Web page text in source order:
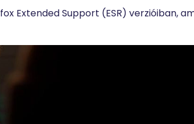
Extended Support (ESR) verzióiban,